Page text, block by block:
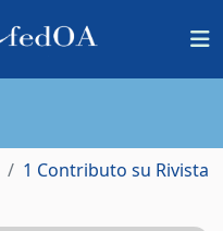
1 Contributo su Rivista